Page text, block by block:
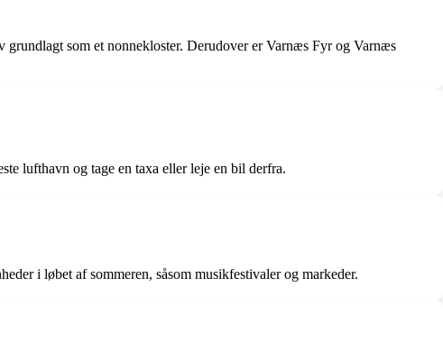
som et nonnekloster. Derudover er Varnæs Fyr og Varnæs
lufthavn og tage en taxa eller leje en bil derfra.
i løbet af sommeren, såsom musikfestivaler og markeder.